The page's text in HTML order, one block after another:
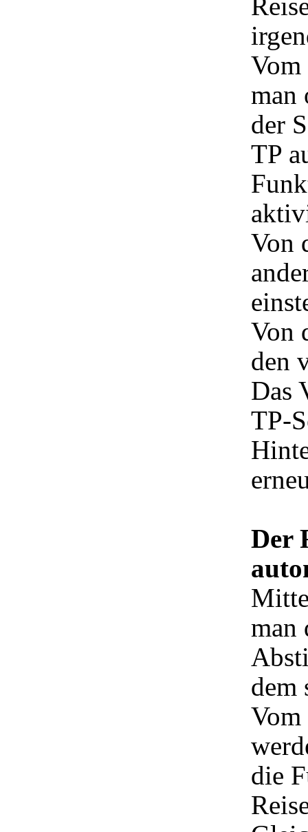
Vom
man
der
TP
Von
Von
den
Das
TP-
Der
man
dem
Vom
die